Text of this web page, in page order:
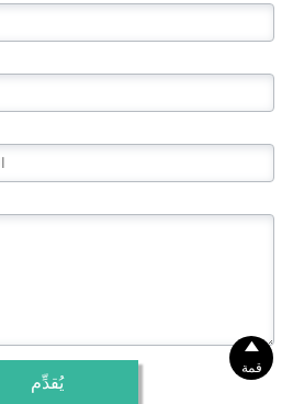
يُقدِّم

قمة